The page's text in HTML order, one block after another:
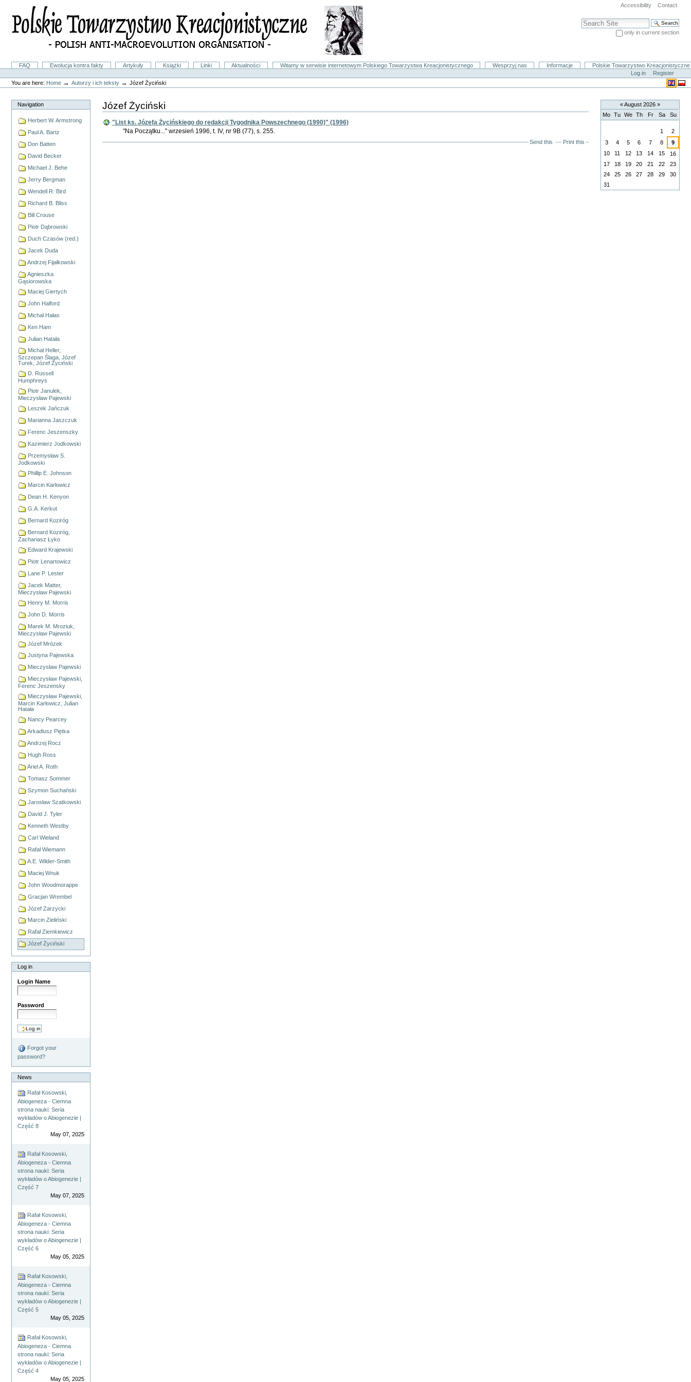
content.
Accessibility Contact
Search Site
only in current section
SectionsFAQ Ewolucja kontra fakty Artykuły Książki Linki Aktualności Witamy w serwisie internetowym Polskiego Towarzystwa Kreacjonistycznego Wesprzyj nas Informacje
Polskie Towarzystwo Kreacjonistyczne
Personal
tools
Log in
Register
You are here: Home →Autorzy i ich teksty →Józef Życiński
Navigation
Herbert W. Armstrong
Paul A. Bartz
Don Batten
David Becker
Michael J. Behe
Jerry Bergman
Wendell R. Bird
Richard B. Bliss
Bill Crouse
Piotr Dąbrowski
Duch Czasów (red.)
Jacek Duda
Andrzej Fijałkowski
Agnieszka
Gąsiorowska
Maciej Giertych
John Halford
Michał Hałas
Ken Ham
Julian Hatała
Michał Heller,
Szczepan Ślaga, Józef
Turek, Józef Życiński
D. Russell
Humphreys
Piotr Janulek,
Mieczysław Pajewski
Leszek Jańczuk
Marianna Jaszczuk
Ferenc Jeszenszky
Kazimierz Jodkowski
Przemysław S.
Jodkowski
Phillip E. Johnson
Marcin Karłowicz
Dean H. Kenyon
G.A. Kerkut
Bernard Koziróg
Bernard Koziróg,
Zachariasz Łyko
Edward Krajewski
Piotr Lenartowicz
Lane P. Lester
Jacek Matter,
Mieczysław Pajewski
Henry M. Morris
John D. Morris
Marek M. Mroziuk,
Mieczysław Pajewski
Józef Mrózek
Justyna Pajewska
Mieczysław Pajewski
Mieczysław Pajewski,
Ferenc Jeszensky
Mieczysław Pajewski,
Marcin Karłowicz, Julian
Hatała
Nancy Pearcey
Arkadiusz Piętka
Andrzej Rocz
Hugh Ross
Ariel A. Roth
Tomasz Sommer
Szymon Suchański
Jarosław Szatkowski
David J. Tyler
Kenneth Westby
Carl Wieland
Rafał Wiemann
A.E. Wilder-Smith
Maciej Wnuk
John Woodmorappe
Gracjan Wrembel
Józef Zarzycki
Marcin Zieliński
Rafał Ziemkiewicz
Józef Życiński
Log in
Login Name
Password
Forgot your
password?
News
Rafał Kosowski,
Abiogeneza - Ciemna
strona nauki: Seria
wykładów o Abiogenezie |
Część 8
May 07, 2025
Rafał Kosowski,
Abiogeneza - Ciemna
strona nauki: Seria
wykładów o Abiogenezie |
Część 7
May 07, 2025
Rafał Kosowski,
Abiogeneza - Ciemna
strona nauki: Seria
wykładów o Abiogenezie |
Część 6
May 05, 2025
Rafał Kosowski,
Abiogeneza - Ciemna
strona nauki: Seria
wykładów o Abiogenezie |
Część 5
May 05, 2025
Rafał Kosowski,
Abiogeneza - Ciemna
strona nauki: Seria
wykładów o Abiogenezie |
Część 4
May 05, 2025
Józef Życiński
"List ks. Józefa Życińskiego do redakcji Tygodnika Powszechnego (1990)" (1996)
"Na Początku..." wrzesień 1996, t. IV, nr 9B (77), s. 255.
Send this Print this
«August 2026 »
Mo Tu We Th Fr Sa Su
1
2
3
4 5 6 7 8
9
10
11 12 13 14 15
16
17
18 19 20 21 22
23
24
25 26 27 28 29
30
31